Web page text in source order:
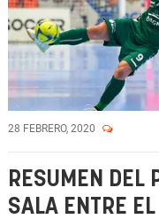
28 FEBRERO, 2020
RESUMEN DEL
SALA ENTRE